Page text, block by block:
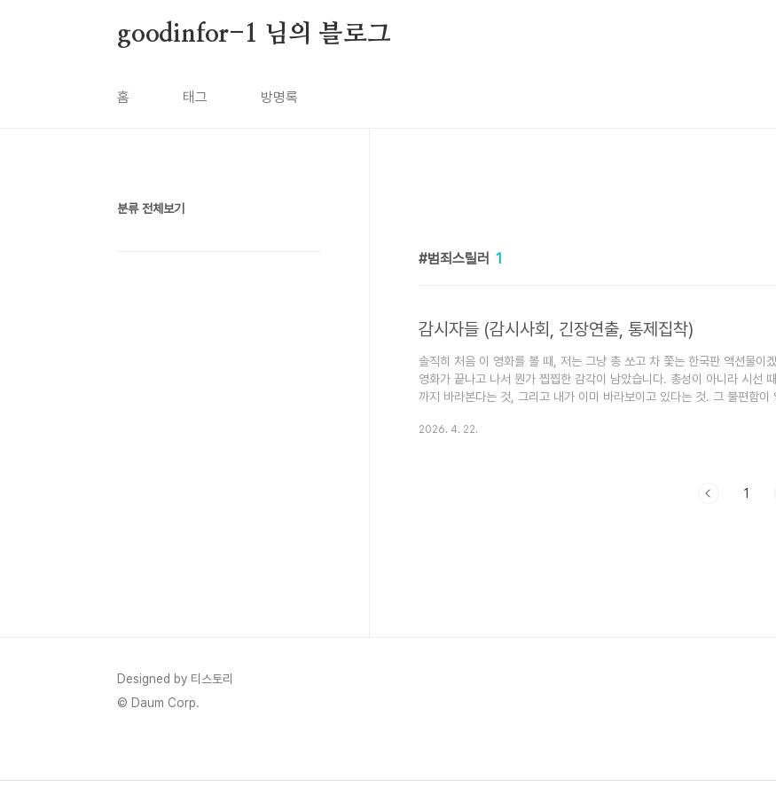
goodinfor-1 님의 블로그
홈 태그 방명록
범죄스릴러 1
감시자들 (감시사회, 긴장연출, 통제집착)
솔직히 처음 이 영화를 볼 때, 저는 그냥 총 쏘고 차 쫓는 한국판 액션물이
영화가 끝나고 나서 뭔가 찝찝한 감각이 남았습니다. 총성이 아니라 시선
까지 바라본다는 것, 그리고 내가 이미 바라보이고 있다는 것. 그 불편함이
본 적 있으신가요? 아니면 SNS에서 아는 사람의 게시물을 몰래 훑어본 적
2026. 4. 22.
1
분류 전체보기
Designed by 티스토리
© Daum Corp.